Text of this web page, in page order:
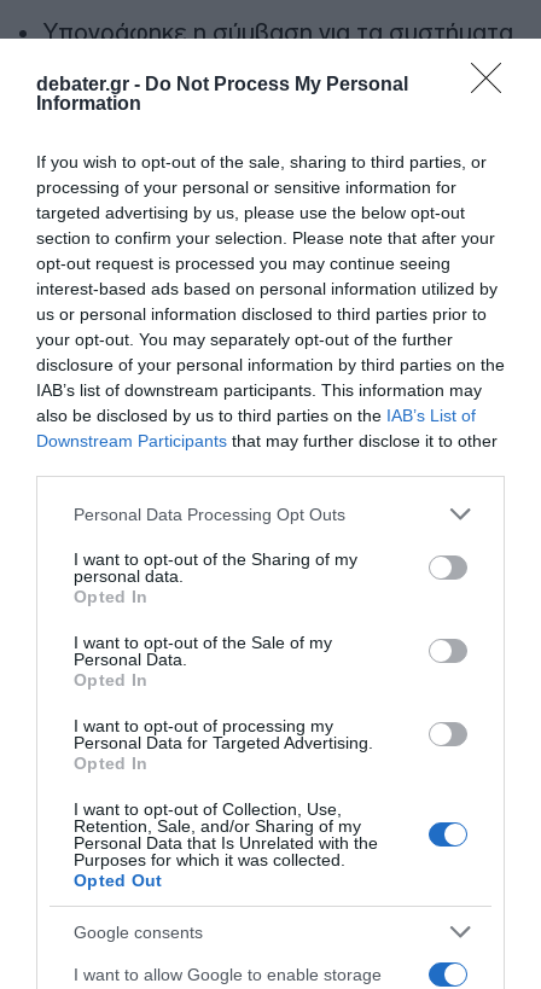
debater.gr - Do Not Process My Personal
Information
If you wish to opt-out of the sale, sharing to third parties, or
processing of your personal or sensitive information for
targeted advertising by us, please use the below opt-out
section to confirm your selection. Please note that after your
opt-out request is processed you may continue seeing
interest-based ads based on personal information utilized by
us or personal information disclosed to third parties prior to
your opt-out. You may separately opt-out of the further
disclosure of your personal information by third parties on the
IAB’s list of downstream participants. This information may
also be disclosed by us to third parties on the IAB’s List of
Downstream Participants that may further disclose it to other
Please note that this website/app uses one or more Google
not limited to your visit or usage behaviour. You may click to
grant or deny consent to Google and its third-party tags to
use your data for below specified purposes in below Google
consent section.
Personal Data Processing Opt Outs
I want to opt-out of the Sharing of my
personal data.
Opted In
I want to opt-out of the Sale of my
Personal Data.
Opted In
I want to opt-out of processing my
Personal Data for Targeted Advertising.
Opted In
I want to opt-out of Collection, Use,
Retention, Sale, and/or Sharing of my
Personal Data that Is Unrelated with the
Purposes for which it was collected.
Opted Out
Google consents
I want to allow Google to enable storage
Υπογράφηκε η σύμβαση για τα συστήματα
Αεροδρόμιο Ηρακλείου – Αναμένεται να
2028
Χατζηδάκης: “Άκυρες από 1η Οκτωβρίου οι
εγκύκλιοι που δεν αναρτώνται –
Υποχρεωτική η δημοσίευσή τους στις
ιστοσελίδες των φορέων που τις εκδίδουν”
Ακολούθησε το debater.gr στοGoogle News
και μάθετε πρώτοι όλες τις ειδήσεις